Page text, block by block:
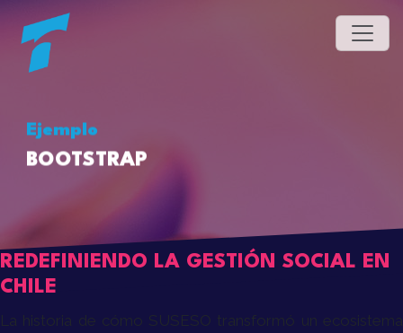
Ejemplo
BOOTSTRAP
REDEFINIENDO LA GESTIÓN SOCIAL EN
CHILE